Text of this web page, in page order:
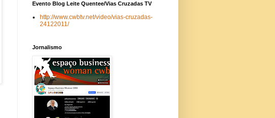
Evento Blog Leite Quentee/Vias Cruzadas TV
http://www.cwbtv.net/video/vias-cruzadas-
24122011/
Jornalismo